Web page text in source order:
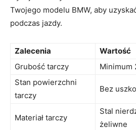
Twojego‌ modelu BMW, aby
podczas jazdy.
Zalecenia
Wartość
Grubość tarczy
Minimum
Stan powierzchni⁣
tarczy
Bez
Materiał tarczy
Stal
żeliwne